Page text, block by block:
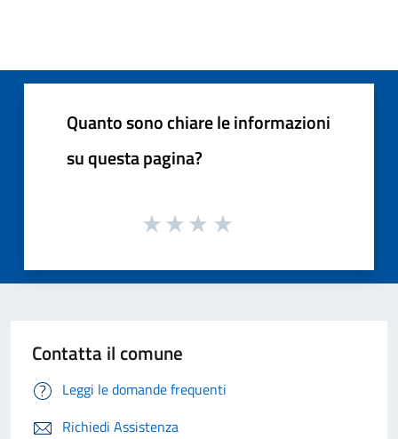
Quanto sono chiare le informazioni
su questa pagina?
Contatta il comune
Leggi le domande frequenti
Richiedi Assistenza